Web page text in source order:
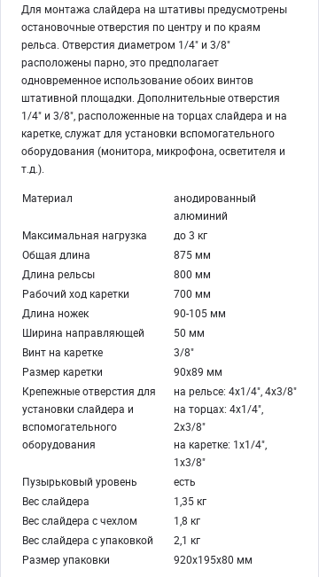
Для монтажа слайдера на штативы предусмотрены
остановочные отверстия по центру и по краям
рельса. Отверстия диаметром 1/4" и 3/8"
расположены парно, это предполагает
одновременное использование обоих винтов
штативной площадки. Дополнительные отверстия
1/4" и 3/8", расположенные на торцах слайдера и на
каретке, служат для установки вспомогательного
оборудования (монитора, микрофона, осветителя и
т.д.).
Материал
анодированный
алюминий
Максимальная нагрузка
до 3 кг
Общая длина
875 мм
Длина рельсы
800 мм
Рабочий ход каретки
700 мм
Длина ножек
90-105 мм
Ширина направляющей
50 мм
Винт на каретке
3/8"
Размер каретки
90х89 мм
Крепежные отверстия для
установки слайдера и
вспомогательного
оборудования
на рельсе: 4х1/4", 4х3/8"
на торцах: 4х1/4",
2х3/8"
на каретке: 1х1/4",
1х3/8"
Пузырьковый уровень
есть
Вес слайдера
1,35 кг
Вес слайдера с чехлом
1,8 кг
Вес слайдера с упаковкой
2,1 кг
Размер упаковки
920х195х80 мм